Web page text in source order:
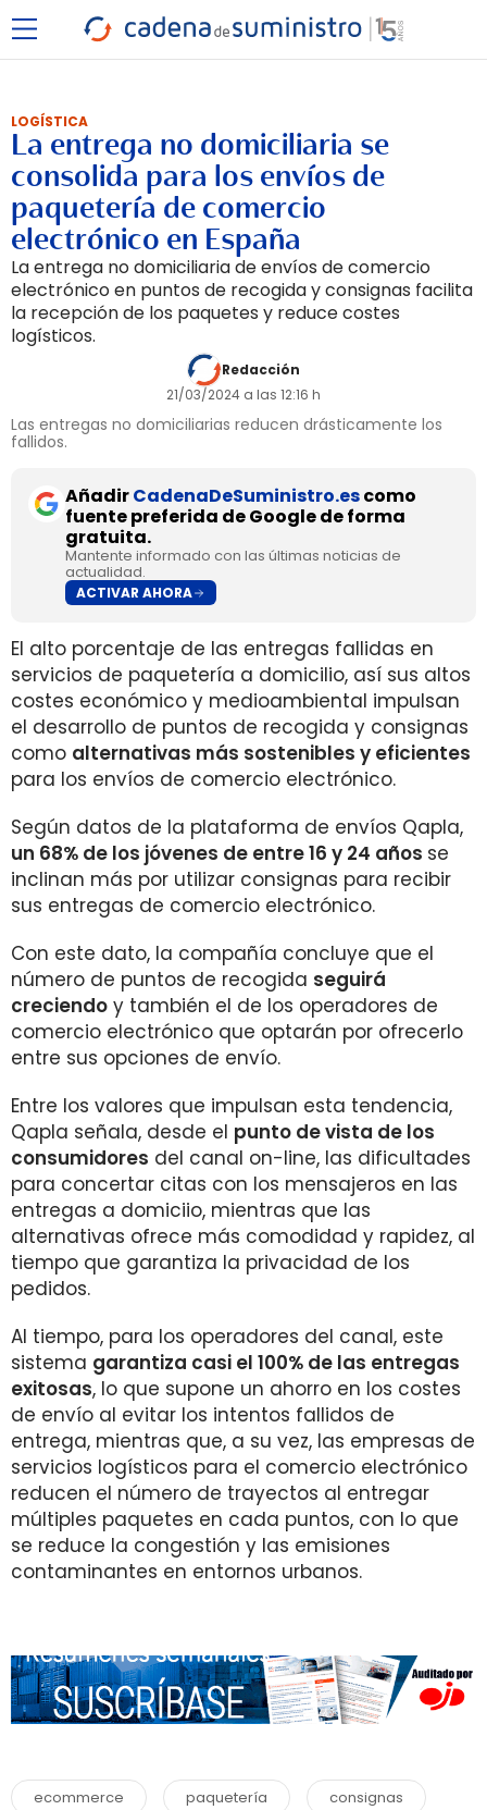
LOGÍSTICA
La entrega no domiciliaria se
consolida para los envíos de
paquetería de comercio
electrónico en España
La entrega no domiciliaria de envíos de comercio
electrónico en puntos de recogida y consignas facilita
la recepción de los paquetes y reduce costes
logísticos.
Redacción
21/03/2024 a las 12:16 h
Las entregas no domiciliarias reducen drásticamente los
fallidos.
AñadirCadenaDeSuministro.escomo
fuente preferida de Google de forma
gratuita.
Mantente informado con las últimas noticias de
actualidad.
ACTIVAR AHORA
El alto porcentaje de las entregas fallidas en
servicios de paquetería a domicilio, así sus altos
costes económico y medioambiental impulsan
el desarrollo de puntos de recogida y consignas
como alternativas más sostenibles y eficientes
para los envíos de comercio electrónico.
Según datos de la plataforma de envíos Qapla,
un 68% de los jóvenes de entre 16 y 24 años se
inclinan más por utilizar consignas para recibir
sus entregas de comercio electrónico.
Con este dato, la compañía concluye que el
número de puntos de recogida seguirá
creciendo y también el de los operadores de
comercio electrónico que optarán por ofrecerlo
entre sus opciones de envío.
Entre los valores que impulsan esta tendencia,
Qapla señala, desde el punto de vista de los
consumidores del canal on-line, las dificultades
para concertar citas con los mensajeros en las
entregas a domiciio, mientras que las
alternativas ofrece más comodidad y rapidez, al
tiempo que garantiza la privacidad de los
pedidos.
Al tiempo, para los operadores del canal, este
sistema garantiza casi el 100% de las entregas
exitosas, lo que supone un ahorro en los costes
de envío al evitar los intentos fallidos de
entrega, mientras que, a su vez, las empresas de
servicios logísticos para el comercio electrónico
reducen el número de trayectos al entregar
múltiples paquetes en cada puntos, con lo que
se reduce la congestión y las emisiones
contaminantes en entornos urbanos.
ecommerce paquetería consignas